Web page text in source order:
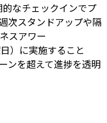
なチェックインでプ
次スタンドアップや隔
スアワー
）に実施すること
ンを超えて進捗を透明